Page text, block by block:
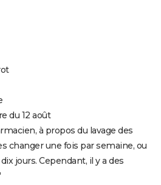
du 12 août
à propos du lavage des
changer une fois par semaine, ou
jours. Cependant, il y a des